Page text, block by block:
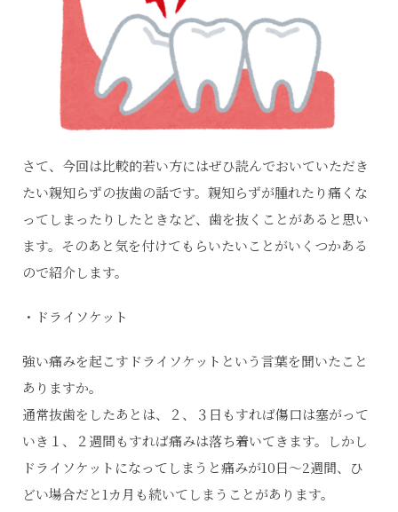
さて、今回は比較的若い方にはぜひ読んでおいていただき
たい親知らずの抜歯の話です。親知らずが腫れたり痛くな
ってしまったりしたときなど、歯を抜くことがあると思い
ます。そのあと気を付けてもらいたいことがいくつかある
ので紹介します。
・ドライソケット
強い痛みを起こすドライソケットという言葉を聞いたこと
ありますか。
通常抜歯をしたあとは、２、３日もすれば傷口は塞がって
いき１、２週間もすれば痛みは落ち着いてきます。しかし
ドライソケットになってしまうと痛みが10日～2週間、ひ
どい場合だと1カ月も続いてしまうことがあります。